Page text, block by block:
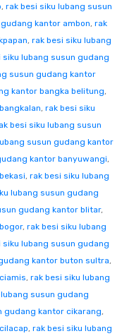
, rak besi siku lubang susun
kantor ambon, rak
, rak besi siku lubang
siku lubang susun gudang
susun gudang kantor
kantor bangka belitung,
, rak besi siku
besi siku lubang susun
susun gudang kantor
kantor banyuwangi,
, rak besi siku lubang
lubang susun gudang
gudang kantor blitar,
, rak besi siku lubang
siku lubang susun gudang
kantor buton sultra,
, rak besi siku lubang
susun gudang
gudang kantor cikarang,
, rak besi siku lubang